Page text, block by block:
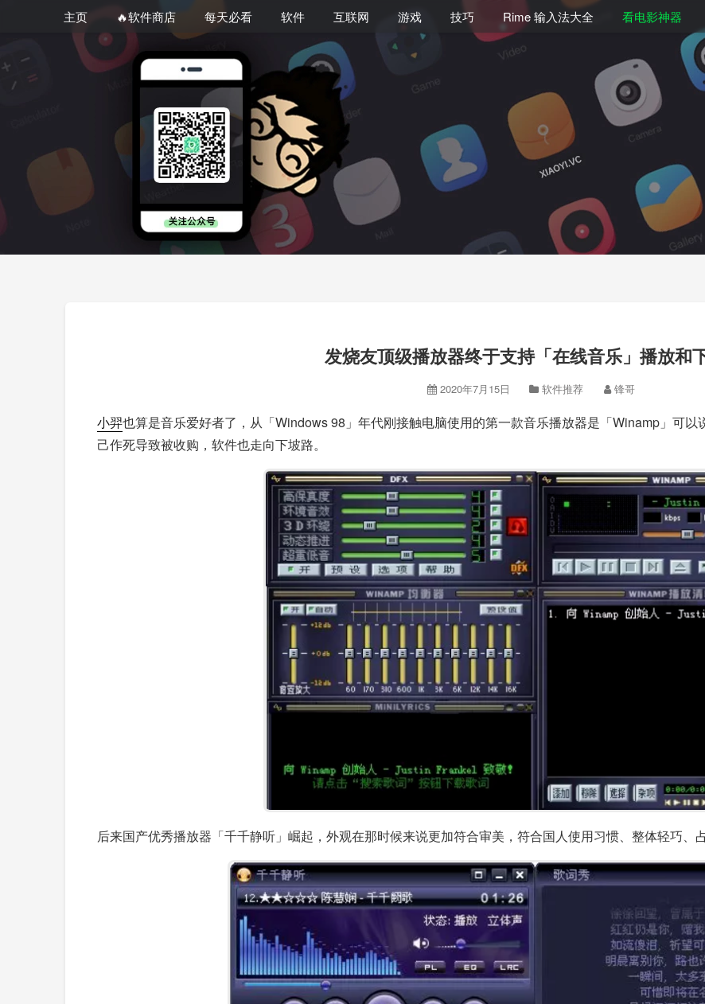
主页 🔥软件商店 每天必看 软件 互联网 游戏 技巧 Rime 输入法大全 看电影神器
发烧友顶级播放器终于支持「在线音乐」播放和
2020年7月15日 软件推荐 锋哥
小羿也算是音乐爱好者了，从「Windows 98」年代刚接触电脑使用的第一款音乐播放器是「Winamp」可
己作死导致被收购，软件也走向下坡路。
后来国产优秀播放器「千千静听」崛起，外观在那时候来说更加符合审美，符合国人使用习惯、整体轻巧、